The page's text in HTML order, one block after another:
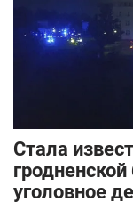
Стала
уголовное